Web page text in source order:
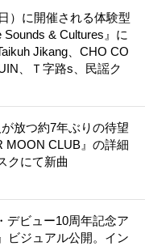
）に開催される体験型
& Cultures』に
Jikang、CHO CO
、Ｔ字路s、民謡ク
放つ約7年ぶりの待望
MOON CLUB』の詳細
クにて新曲
デビュー10周年記念ア
ビジュアル公開。イン